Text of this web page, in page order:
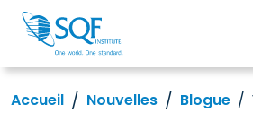
Accueil Nouvelles Blogue